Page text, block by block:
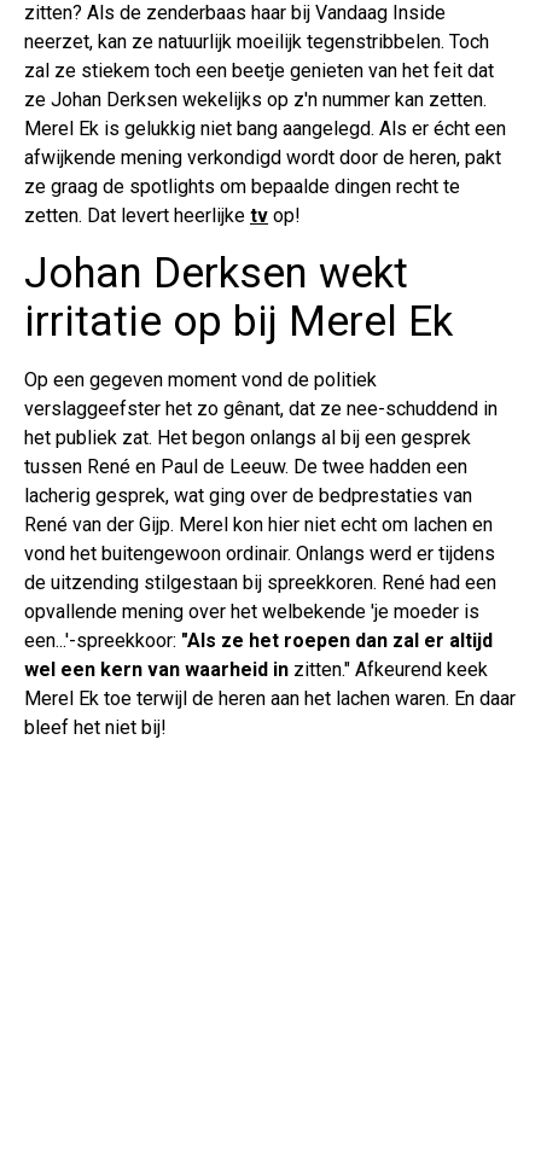
zitten? Als de zenderbaas haar bij Vandaag Inside
neerzet, kan ze natuurlijk moeilijk tegenstribbelen. Toch
zal ze stiekem toch een beetje genieten van het feit dat
ze Johan Derksen wekelijks op z'n nummer kan zetten.
Merel Ek is gelukkig niet bang aangelegd. Als er écht een
afwijkende mening verkondigd wordt door de heren, pakt
ze graag de spotlights om bepaalde dingen recht te
zetten. Dat levert heerlijke tv op!
Johan Derksen wekt
irritatie op bij Merel Ek
Op een gegeven moment vond de politiek
verslaggeefster het zo gênant, dat ze nee-schuddend in
het publiek zat. Het begon onlangs al bij een gesprek
tussen René en Paul de Leeuw. De twee hadden een
lacherig gesprek, wat ging over de bedprestaties van
René van der Gijp. Merel kon hier niet echt om lachen en
vond het buitengewoon ordinair. Onlangs werd er tijdens
de uitzending stilgestaan bij spreekkoren. René had een
opvallende mening over het welbekende 'je moeder is
een...'-spreekkoor: "Als ze het roepen dan zal er altijd
wel een kern van waarheid in zitten." Afkeurend keek
Merel Ek toe terwijl de heren aan het lachen waren. En daar
bleef het niet bij!